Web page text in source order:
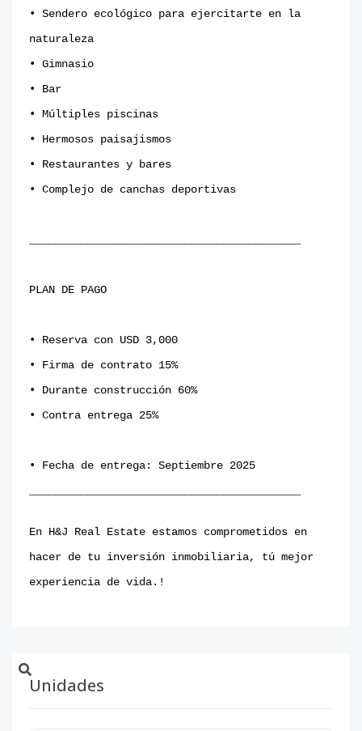
• Sendero ecológico para ejercitarte en la
naturaleza
• Gimnasio
• Bar
• Múltiples piscinas
• Hermosos paisajismos
• Restaurantes y bares
• Complejo de canchas deportivas
PLAN DE PAGO
• Reserva con USD 3,000
• Firma de contrato 15%
• Durante construcción 60%
• Contra entrega 25%
• Fecha de entrega: Septiembre 2025
En H&J Real Estate estamos comprometidos en
hacer de tu inversión inmobiliaria, tú mejor
experiencia de vida.!
Unidades